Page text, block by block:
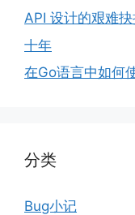
API 设计的艰难抉
十年
在Go语言中如何
分类
Bug小记